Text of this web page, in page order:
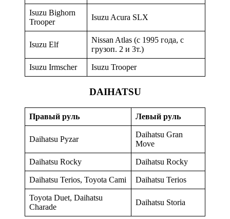
Isuzu Bighorn
Trooper
Isuzu Acura SLX
Isuzu Elf
Nissan Atlas (с 1995 года, с
грузоп. 2 и 3т.)
Isuzu Irmscher Isuzu Trooper
DAIHATSU
Правый руль Левый руль
Daihatsu Pyzar
Daihatsu Gran
Move
Daihatsu Rocky Daihatsu Rocky
Daihatsu Terios, Toyota Cami Daihatsu Terios
Toyota Duet, Daihatsu
Charade
Daihatsu Storia